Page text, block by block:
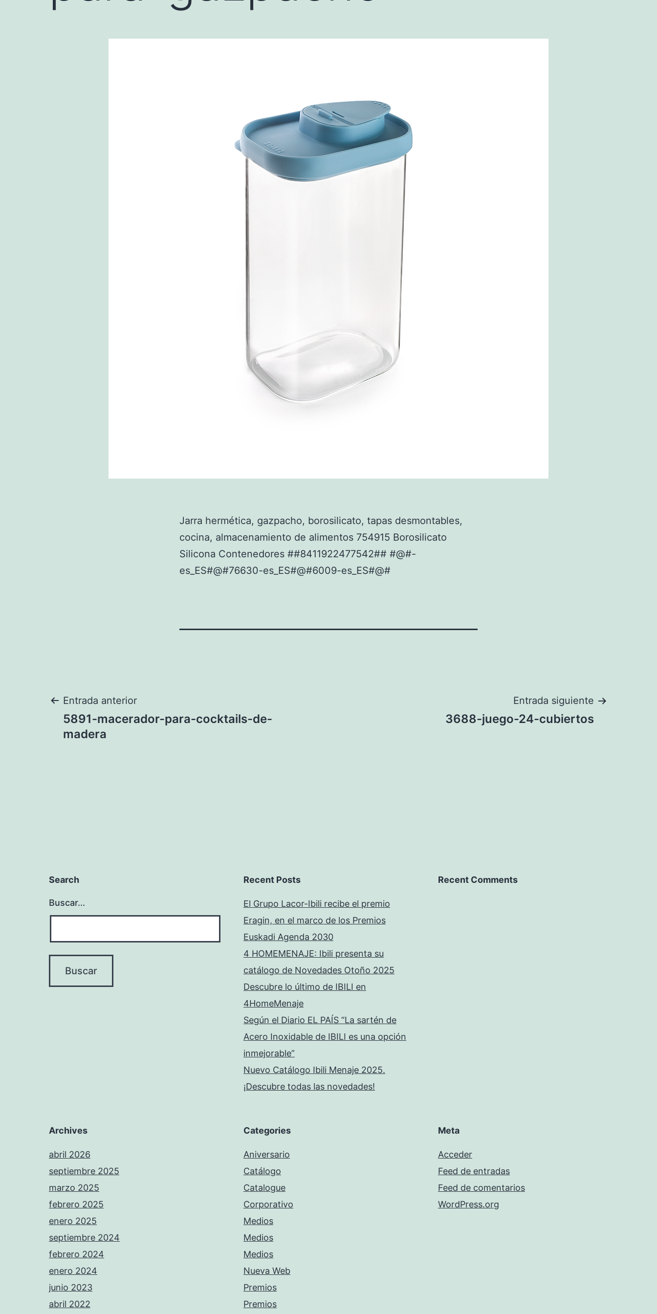
Jarra hermética, gazpacho, borosilicato, tapas desmontables,
cocina, almacenamiento de alimentos 754915 Borosilicato
Silicona Contenedores ##8411922477542## #@#-
es_ES#@#76630-es_ES#@#6009-es_ES#@#
Navegación
de
Entrada anterior
5891-macerador-para-cocktails-de-
madera
Entrada siguiente
3688-juego-24-cubiertos
Search
Buscar...
Recent Posts
El Grupo Lacor-Ibili recibe el premio
Eragin, en el marco de los Premios
Euskadi Agenda 2030
4 HOMEMENAJE: Ibili presenta su
catálogo de Novedades Otoño 2025
Descubre lo último de IBILI en
4HomeMenaje
Según el Diario EL PAÍS “La sartén de
Acero Inoxidable de IBILI es una opción
inmejorable”
Nuevo Catálogo Ibili Menaje 2025.
¡Descubre todas las novedades!
Recent Comments
Archives
abril 2026
septiembre 2025
marzo 2025
febrero 2025
enero 2025
septiembre 2024
febrero 2024
enero 2024
junio 2023
abril 2022
Categories
Aniversario
Catálogo
Catalogue
Corporativo
Medios
Medios
Medios
Nueva Web
Premios
Premios
Meta
Acceder
Feed de entradas
Feed de comentarios
WordPress.org